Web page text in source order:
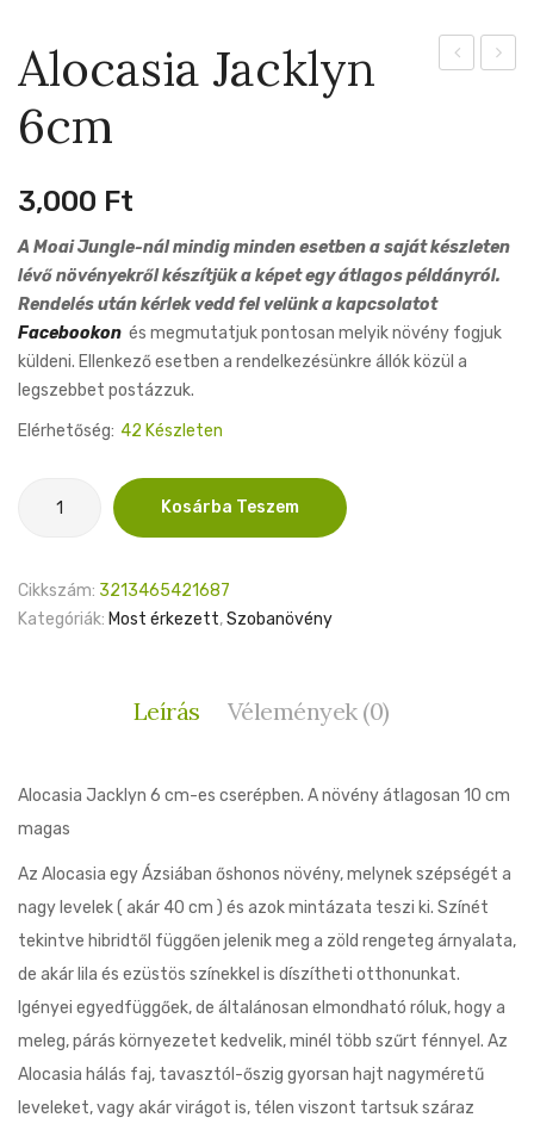
Alocasia Jacklyn
6cm
3,000 Ft
A Moai Jungle-nál mindig minden esetben a saját készleten
lévő növényekről készítjük a képet egy átlagos példányról.
Rendelés után kérlek vedd fel velünk a kapcsolatot
Facebookon és megmutatjuk pontosan melyik növény fogjuk
küldeni. Ellenkező esetben a rendelkezésünkre állók közül a
legszebbet postázzuk.
Elérhetőség: 42 Készleten
Jacklyn
Kosárba Teszem
Cikkszám: 3213465421687
Kategóriák: Most érkezett,Szobanövény
Leírás Vélemények (0)
Alocasia Jacklyn 6 cm-es cserépben. A növény átlagosan 10 cm
magas
Az Alocasia egy Ázsiában őshonos növény, melynek szépségét a
nagy levelek ( akár 40 cm ) és azok mintázata teszi ki. Színét
tekintve hibridtől függően jelenik meg a zöld rengeteg árnyalata,
de akár lila és ezüstös színekkel is díszítheti otthonunkat.
Igényei egyedfüggőek, de általánosan elmondható róluk, hogy a
meleg, párás környezetet kedvelik, minél több szűrt fénnyel. Az
Alocasia hálás faj, tavasztól-őszig gyorsan hajt nagyméretű
leveleket, vagy akár virágot is, télen viszont tartsuk száraz